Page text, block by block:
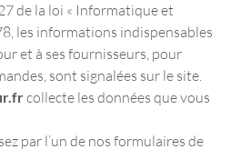
de la loi « Informatique et
les informations indispensables
et à ses fournisseurs, pour
sont signalées sur le site.
collecte les données que vous
par l’un de nos formulaires de